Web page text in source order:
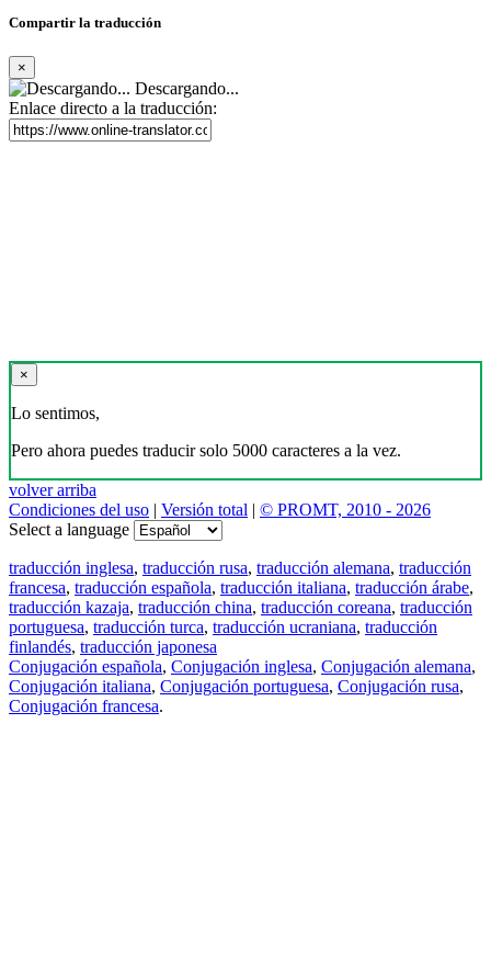
Compartir la traducción
×
Descargando...
Enlace directo a la traducción:
×
Lo sentimos,
Pero ahora puedes traducir solo 5000 caracteres a la vez.
volver arriba
Condiciones del uso | Versión total | © PROMT, 2010 - 2026
Select a language
traducción inglesa, traducción rusa, traducción alemana, traducción
francesa, traducción española, traducción italiana, traducción árabe,
traducción kazaja, traducción china, traducción coreana, traducción
portuguesa, traducción turca, traducción ucraniana, traducción
finlandés, traducción japonesa
Conjugación española, Conjugación inglesa, Conjugación alemana,
Conjugación italiana, Conjugación portuguesa, Conjugación rusa,
Conjugación francesa.